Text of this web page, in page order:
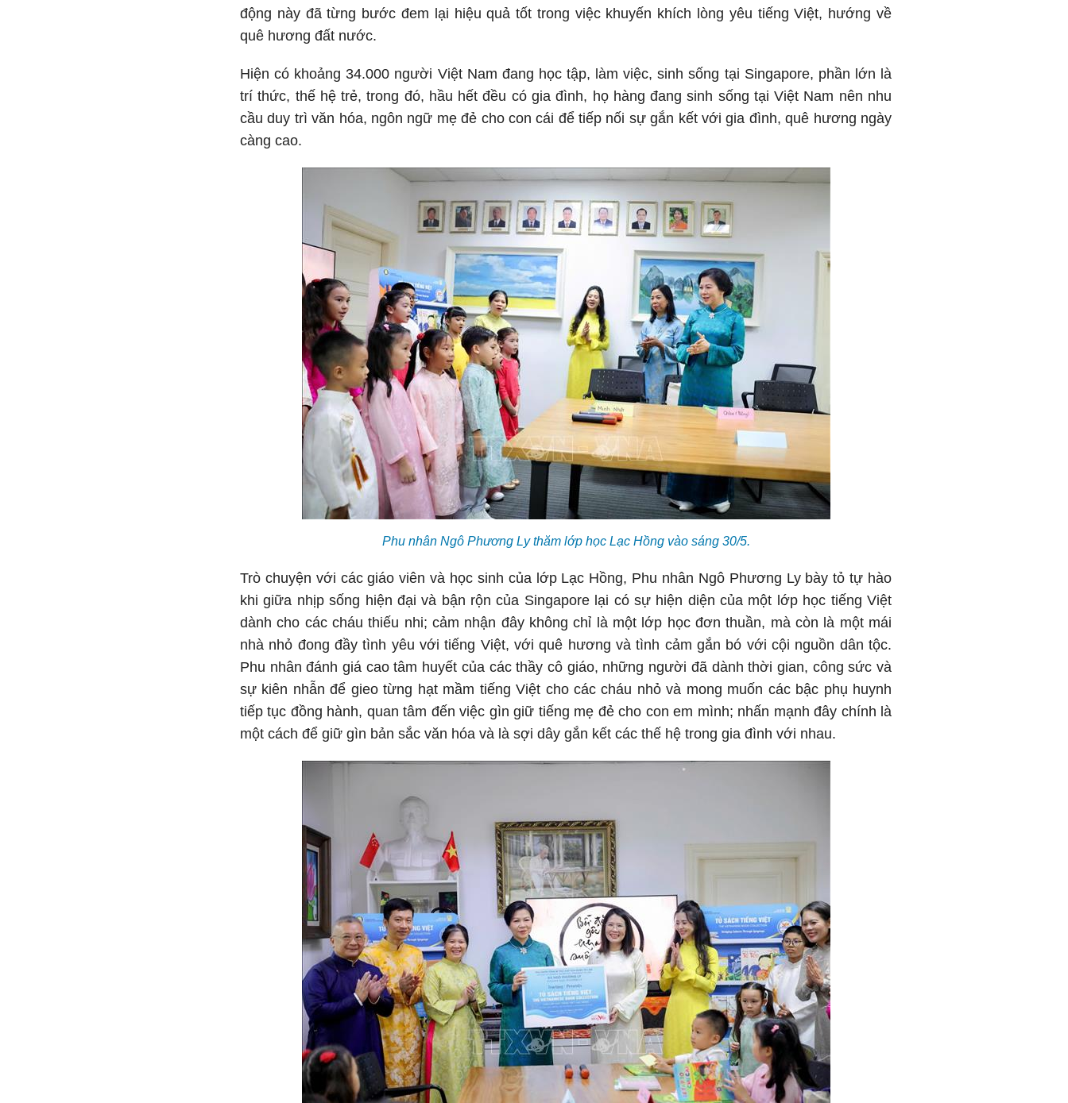
động này đã từng bước đem lại hiệu quả tốt trong việc khuyến khích lòng yêu tiếng Việt, hướng về
quê hương đất nước.
Hiện có khoảng 34.000 người Việt Nam đang học tập, làm việc, sinh sống tại Singapore, phần lớn là
trí thức, thế hệ trẻ, trong đó, hầu hết đều có gia đình, họ hàng đang sinh sống tại Việt Nam nên nhu
cầu duy trì văn hóa, ngôn ngữ mẹ đẻ cho con cái để tiếp nối sự gắn kết với gia đình, quê hương ngày
càng cao.
Phu nhân Ngô Phương Ly thăm lớp học Lạc Hồng vào sáng 30/5.
Trò chuyện với các giáo viên và học sinh của lớp Lạc Hồng, Phu nhân Ngô Phương Ly bày tỏ tự hào
khi giữa nhịp sống hiện đại và bận rộn của Singapore lại có sự hiện diện của một lớp học tiếng Việt
dành cho các cháu thiếu nhi; cảm nhận đây không chỉ là một lớp học đơn thuần, mà còn là một mái
nhà nhỏ đong đầy tình yêu với tiếng Việt, với quê hương và tình cảm gắn bó với cội nguồn dân tộc.
Phu nhân đánh giá cao tâm huyết của các thầy cô giáo, những người đã dành thời gian, công sức và
sự kiên nhẫn để gieo từng hạt mầm tiếng Việt cho các cháu nhỏ và mong muốn các bậc phụ huynh
tiếp tục đồng hành, quan tâm đến việc gìn giữ tiếng mẹ đẻ cho con em mình; nhấn mạnh đây chính là
một cách để giữ gìn bản sắc văn hóa và là sợi dây gắn kết các thế hệ trong gia đình với nhau.